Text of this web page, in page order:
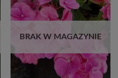
Dodaj
do
listy
BRAK W MAGAZYNIE